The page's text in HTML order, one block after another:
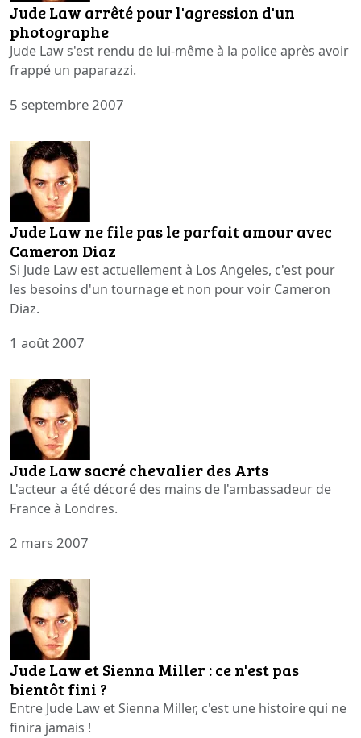
Jude Law arrêté pour l'agression d'un
photographe
Jude Law s'est rendu de lui-même à la police après avoir
frappé un paparazzi.
5 septembre 2007
Jude Law ne file pas le parfait amour avec
Cameron Diaz
Si Jude Law est actuellement à Los Angeles, c'est pour
les besoins d'un tournage et non pour voir Cameron
Diaz.
1 août 2007
Jude Law sacré chevalier des Arts
L'acteur a été décoré des mains de l'ambassadeur de
France à Londres.
2 mars 2007
Jude Law et Sienna Miller : ce n'est pas
bientôt fini ?
Entre Jude Law et Sienna Miller, c'est une histoire qui ne
finira jamais !